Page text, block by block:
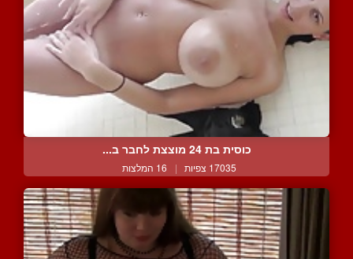
כוסית בת 24 מוצצת לחבר ב...
17035 צפיות | 16 המלצות